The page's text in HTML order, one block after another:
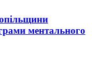
ментального